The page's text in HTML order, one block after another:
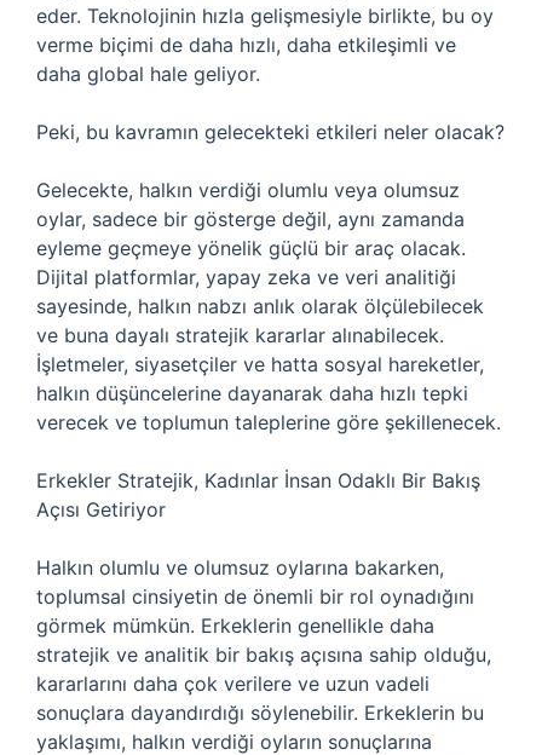
eder. Teknolojinin hızla gelişmesiyle birlikte, bu oy
verme biçimi de daha hızlı, daha etkileşimli ve
daha global hale geliyor.
Peki, bu kavramın gelecekteki etkileri neler olacak?
Gelecekte, halkın verdiği olumlu veya olumsuz
oylar, sadece bir gösterge değil, aynı zamanda
eyleme geçmeye yönelik güçlü bir araç olacak.
Dijital platformlar, yapay zeka ve veri analitiği
sayesinde, halkın nabzı anlık olarak ölçülebilecek
ve buna dayalı stratejik kararlar alınabilecek.
İşletmeler, siyasetçiler ve hatta sosyal hareketler,
halkın düşüncelerine dayanarak daha hızlı tepki
verecek ve toplumun taleplerine göre şekillenecek.
Erkekler Stratejik, Kadınlar İnsan Odaklı Bir Bakış
Açısı Getiriyor
Halkın olumlu ve olumsuz oylarına bakarken,
toplumsal cinsiyetin de önemli bir rol oynadığını
görmek mümkün. Erkeklerin genellikle daha
stratejik ve analitik bir bakış açısına sahip olduğu,
kararlarını daha çok verilere ve uzun vadeli
sonuçlara dayandırdığı söylenebilir. Erkeklerin bu
yaklaşımı, halkın verdiği oyların sonuçlarına